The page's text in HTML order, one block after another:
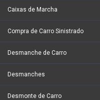
Caixas de Marcha
Compra de Carro Sinistrado
Desmanche de Carro
Desmanches
Desmonte de Carro